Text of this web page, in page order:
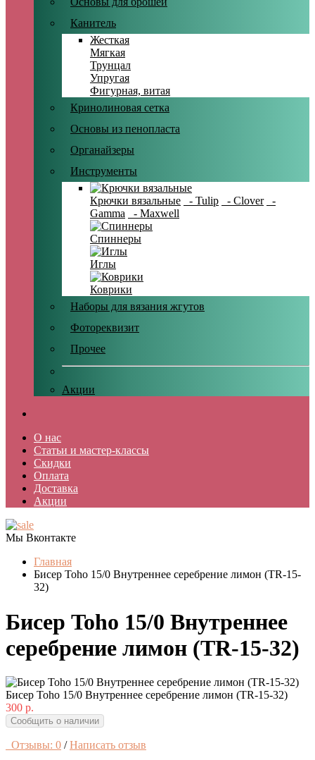
Канитель
Жесткая
Мягкая
Трунцал
Упругая
Фигурная, витая
Кринолиновая сетка
Основы из пенопласта
Органайзеры
Инструменты
Крючки вязальные - Tulip - Clover
-
Gamma
- Maxwell
Спиннеры
Иглы
Коврики
Наборы для вязания жгутов
Фотореквизит
Прочее
Акции
О нас
Статьи и мастер-классы
Скидки
Оплата
Доставка
Акции
Мы Вконтакте
Главная
Бисер Toho 15/0 Внутреннее серебрение лимон (TR-15-
32)
Бисер Toho 15/0 Внутреннее
серебрение лимон (TR-15-32)
Бисер Toho 15/0 Внутреннее серебрение лимон (TR-15-32)
300 р.
Сообщить о наличии
Отзывы: 0 / Написать отзыв